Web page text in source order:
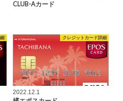
CLUB-Aカード
クレジットカード詳細
2022.12.1